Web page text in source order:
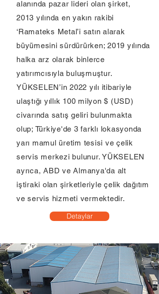
alanında pazar lideri olan şirket,
2013 yılında en yakın rakibi
‘Ramateks Metal’i satın alarak
büyümesini sürdürürken; 2019 yılında
halka arz olarak binlerce
yatırımcısıyla buluşmuştur.
YÜKSELEN’in 2022 yılı itibariyle
ulaştığı yıllık 100 milyon $ (USD)
civarında satış geliri bulunmakta
olup; Türkiye'de 3 farklı lokasyonda
yarı mamul üretim tesisi ve çelik
servis merkezi bulunur. YÜKSELEN
ayrıca, ABD ve Almanya'da alt
iştiraki olan şirketleriyle çelik dağıtım
ve servis hizmeti vermektedir.
Detaylar